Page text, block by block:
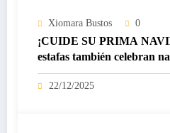
Xiomara Bustos 0
¡CUIDE SU PRIMA
estafas también celebran
22/12/2025